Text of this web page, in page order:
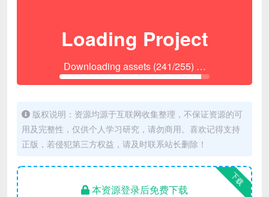
版权说明：资源均源于互联网收集整理，不保证资源的可
用及完整性，仅供个人学习研究，请勿商用。喜欢记得支持
正版，若侵犯第三方权益，请及时联系站长删除！
下载
本资源登录后免费下载